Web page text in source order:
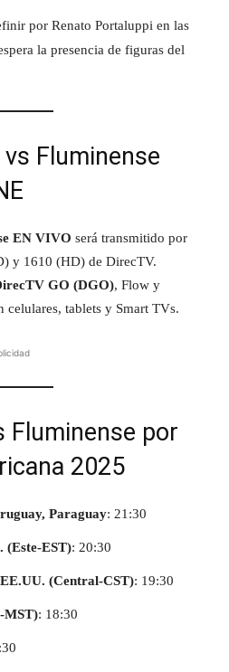
por Renato Portaluppi en las
la presencia de figuras del
Fluminense
EN VIVO será transmitido por
y 1610 (HD) de DirecTV.
GO (DGO), Flow y
celulares, tablets y Smart TVs.
Fluminense por
2025
Paraguay: 21:30
(Este-EST): 20:30
(Central-CST): 19:30
MST): 18:30